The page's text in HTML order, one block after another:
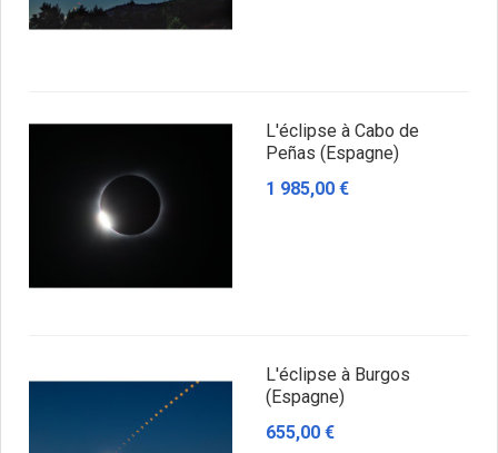
L'éclipse à Cabo de
Peñas (Espagne)
1 985,00 €
L'éclipse à Burgos
(Espagne)
655,00 €